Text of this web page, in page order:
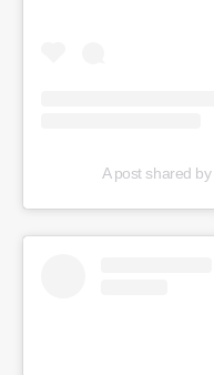
A post shared